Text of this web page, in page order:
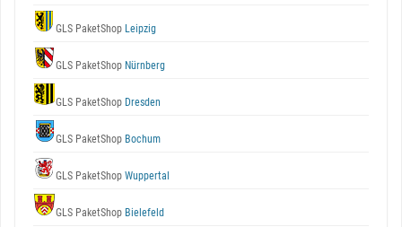
GLS PaketShop Leipzig
GLS PaketShop Nürnberg
GLS PaketShop Dresden
GLS PaketShop Bochum
GLS PaketShop Wuppertal
GLS PaketShop Bielefeld